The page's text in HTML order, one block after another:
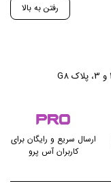
رفتن به بالا
ارسال سریع و رایگان برای
کاربران آس پرو